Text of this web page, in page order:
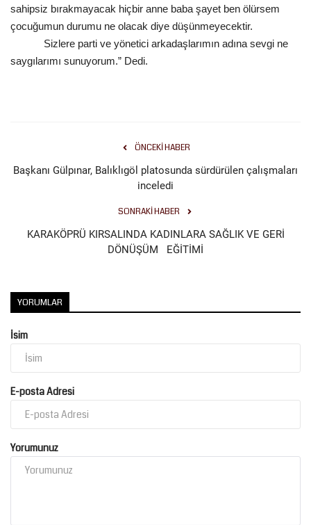
sahipsiz bırakmayacak hiçbir anne baba şayet ben ölürsem
çocuğumun durumu ne olacak diye düşünmeyecektir.
Sizlere parti ve yönetici arkadaşlarımın adına sevgi ne
saygılarımı sunuyorum.” Dedi.
ÖNCEKI HABER
Başkanı Gülpınar, Balıklıgöl platosunda sürdürülen çalışmaları
inceledi
SONRAKI HABER
KARAKÖPRÜ KIRSALINDA KADINLARA SAĞLIK VE GERİ
DÖNÜŞÜM EĞİTİMİ
YORUMLAR
İsim
E-posta Adresi
Yorumunuz